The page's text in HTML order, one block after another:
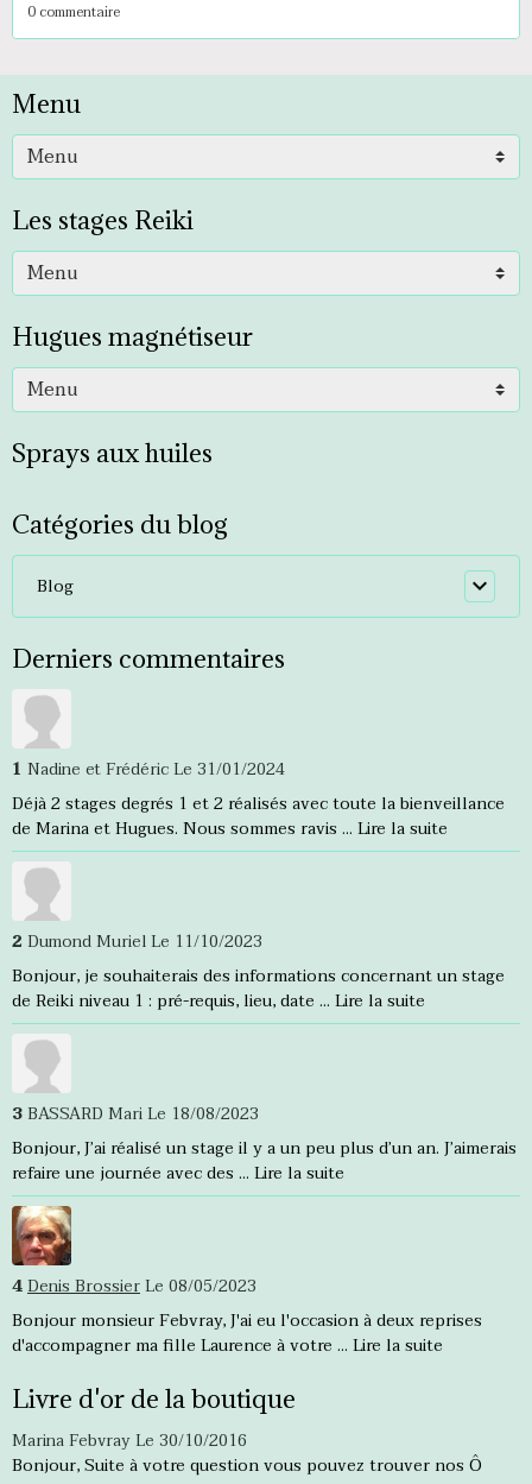
0 commentaire
Menu
Les stages Reiki
Hugues magnétiseur
Sprays aux huiles
Catégories du blog
Blog
Derniers commentaires
1 Nadine et FrédéricLe 31/01/2024
Déjà 2 stages degrés 1 et 2 réalisés avec toute la bienveillance
de Marina et Hugues. Nous sommes ravis ... Lire la suite
2 Dumond MurielLe 11/10/2023
Bonjour, je souhaiterais des informations concernant un stage
de Reiki niveau 1 : pré-requis, lieu, date ... Lire la suite
3BASSARD MariLe 18/08/2023
Bonjour, J’ai réalisé un stage il y a un peu plus d’un an. J’aimerais
refaire une journée avec des ... Lire la suite
4Denis BrossierLe 08/05/2023
Bonjour monsieur Febvray, J'ai eu l'occasion à deux reprises
d'accompagner ma fille Laurence à votre ... Lire la suite
Livre d'or de la boutique
Marina FebvrayLe 30/10/2016
Bonjour, Suite à votre question vous pouvez trouver nos Ô